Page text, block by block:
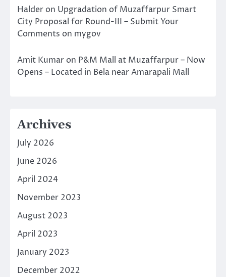
Halder on Upgradation of Muzaffarpur Smart
City Proposal for Round-III – Submit Your
Comments on mygov
Amit Kumar on P&M Mall at Muzaffarpur – Now
Opens – Located in Bela near Amarapali Mall
Archives
July 2026
June 2026
April 2024
November 2023
August 2023
April 2023
January 2023
December 2022